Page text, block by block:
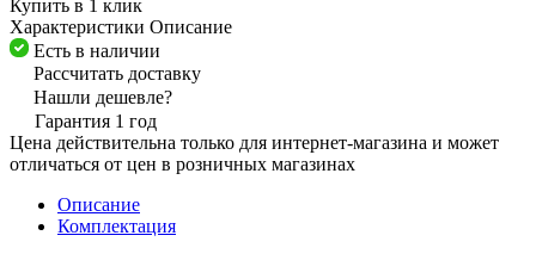
Купить в 1 клик
Характеристики Описание
Есть в наличии
Рассчитать доставку
Нашли дешевле?
Гарантия 1 год
Цена действительна только для интернет-магазина и может
отличаться от цен в розничных магазинах
Описание
Комплектация